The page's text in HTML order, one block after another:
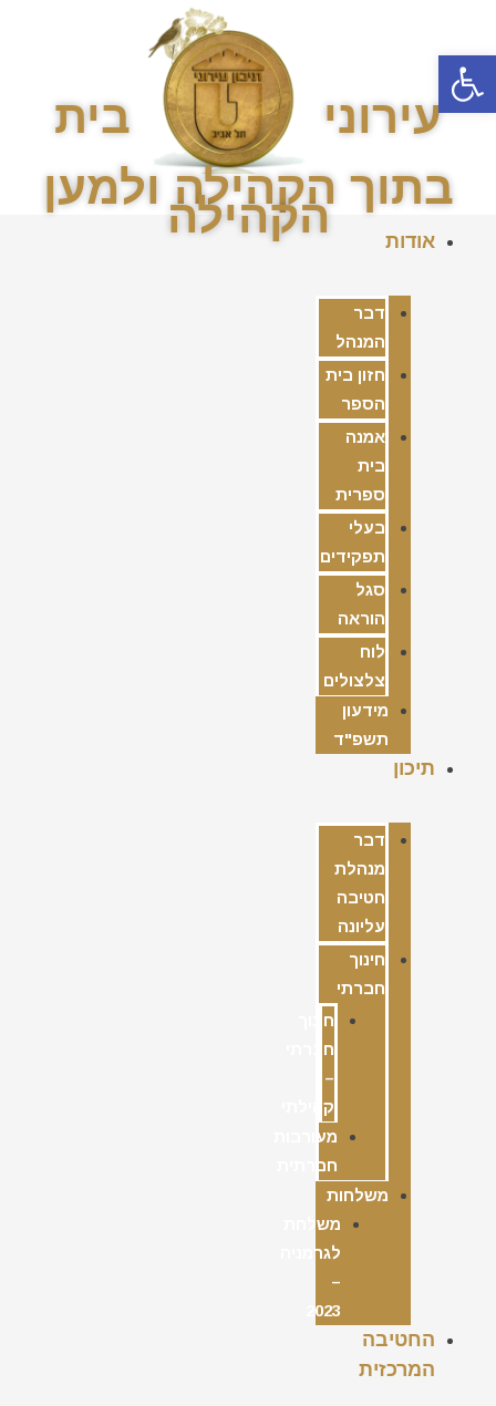
פתח סרגל נגישות
עירוני
בית
בתוך הקהילה ולמען
הקהילה אודות
דבר
המנהל
חזון בית
הספר
אמנה
בית
ספרית
בעלי
תפקידים
סגל
הוראה
לוח
צלצולים
מידעון
תשפ"ד
תיכון
דבר
מנהלת
חטיבה
עליונה
חינוך
חברתי
חינוך
חברתי
–
קהילתי
מעורבות
חברתית
משלחות
משלחת
לגרמניה
–
2023
החטיבה
המרכזית